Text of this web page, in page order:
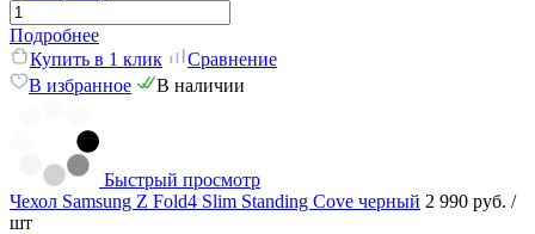
Подробнее
Купить в 1 клик
Сравнение
В избранное
В наличии
Быстрый просмотр
Чехол Samsung Z Fold4 Slim Standing Cove черный 2 990 руб. /
шт